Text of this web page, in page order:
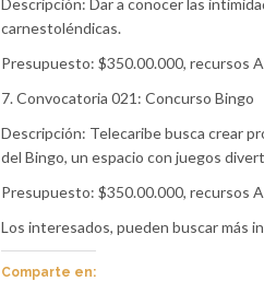
Descripción: Dar a conocer las
carnestoléndicas.
Presupuesto: $350.00.000, recursos
7. Convocatoria 021: Concurso Bingo
Descripción: Telecaribe busca crear
del Bingo, un espacio con juegos
Presupuesto: $350.00.000, recursos
Los interesados, pueden buscar más
Comparte en: